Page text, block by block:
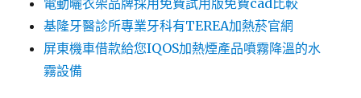
電動曬衣架品牌採用免費試用版免費cad比較
基隆牙醫診所專業牙科有TEREA加熱菸官網
屏東機車借款給您IQOS加熱煙產品噴霧降溫的水
霧設備